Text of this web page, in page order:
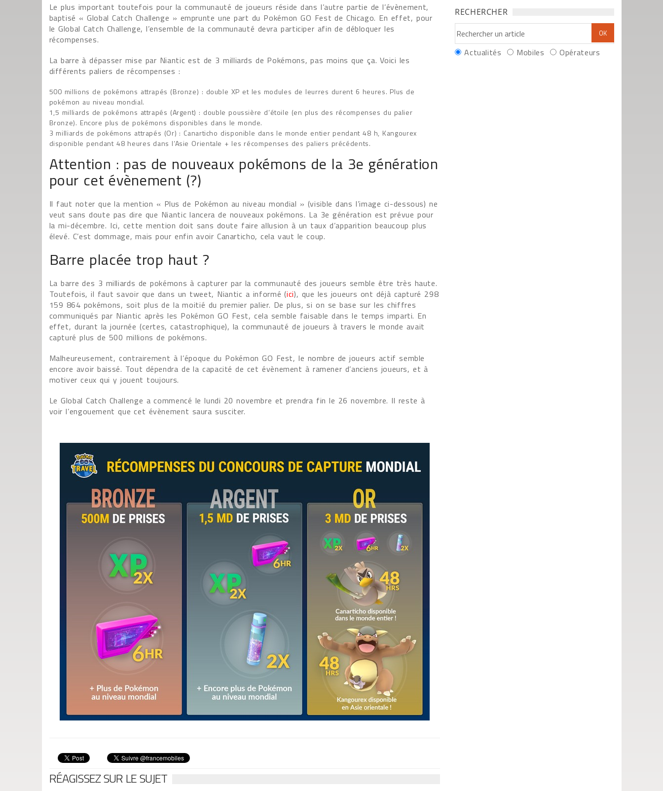
Le plus important toutefois pour la communauté de joueurs réside dans l’autre partie de l’évènement,
baptisé « Global Catch Challenge » emprunte une part du Pokémon GO Fest de Chicago. En effet, pour
le Global Catch Challenge, l’ensemble de la communauté devra participer afin de débloquer les
récompenses.
La barre à dépasser mise par Niantic est de 3 milliards de Pokémons, pas moins que ça. Voici les
différents paliers de récompenses :
500 millions de pokémons attrapés (Bronze) : double XP et les modules de leurres durent 6 heures. Plus de
pokémon au niveau mondial.
1,5 milliards de pokémons attrapés (Argent) : double poussière d’étoile (en plus des récompenses du palier
Bronze). Encore plus de pokémons disponibles dans le monde.
3 milliards de pokémons attrapés (Or) : Canarticho disponible dans le monde entier pendant 48 h, Kangourex
disponible pendant 48 heures dans l’Asie Orientale + les récompenses des paliers précédents.
Attention : pas de nouveaux pokémons de la 3e génération
pour cet évènement (?)
Il faut noter que la mention « Plus de Pokémon au niveau mondial » (visible dans l’image ci-dessous) ne
veut sans doute pas dire que Niantic lancera de nouveaux pokémons. La 3e génération est prévue pour
la mi-décembre. Ici, cette mention doit sans doute faire allusion à un taux d’apparition beaucoup plus
élevé. C’est dommage, mais pour enfin avoir Canarticho, cela vaut le coup.
Barre placée trop haut ?
La barre des 3 milliards de pokémons à capturer par la communauté des joueurs semble être très haute.
Toutefois, il faut savoir que dans un tweet, Niantic a informé (ici), que les joueurs ont déjà capturé 298
159 864 pokémons, soit plus de la moitié du premier palier. De plus, si on se base sur les chiffres
communiqués par Niantic après les Pokémon GO Fest, cela semble faisable dans le temps imparti. En
effet, durant la journée (certes, catastrophique), la communauté de joueurs à travers le monde avait
capturé plus de 500 millions de pokémons.
Malheureusement, contrairement à l’époque du Pokémon GO Fest, le nombre de joueurs actif semble
encore avoir baissé. Tout dépendra de la capacité de cet évènement à ramener d’anciens joueurs, et à
motiver ceux qui y jouent toujours.
Le Global Catch Challenge a commencé le lundi 20 novembre et prendra fin le 26 novembre. Il reste à
voir l’engouement que cet évènement saura susciter.
RÉAGISSEZ SUR LE SUJET
RECHERCHER
Actualités Mobiles Opérateurs